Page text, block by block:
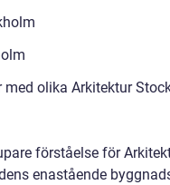
olika Arkitektur
förståelse för
enastående